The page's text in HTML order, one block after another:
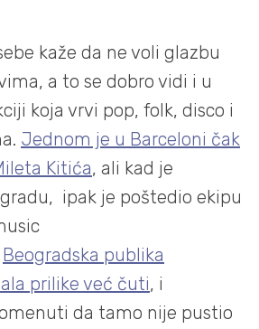
kaže da ne voli glazbu
a to se dobro vidi i u
koja vrvi pop, folk, disco i
Jednom je u Barceloni čak
Kitića, ali kad je
ipak je poštedio ekipu
Beogradska publika
prilike već čuti, i
da tamo nije pustio